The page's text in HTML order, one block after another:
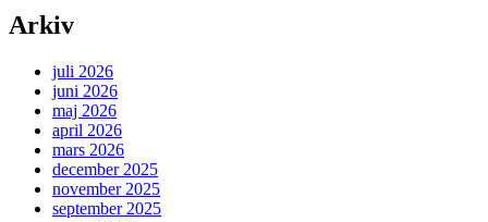
Arkiv
juli 2026
juni 2026
maj 2026
april 2026
mars 2026
december 2025
november 2025
september 2025